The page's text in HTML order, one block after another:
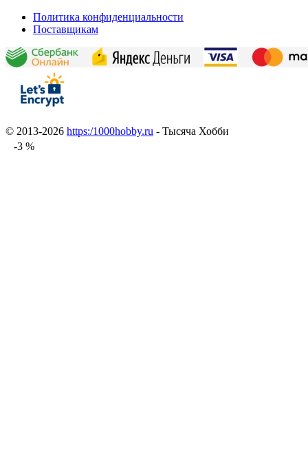
-3 %
Политика конфиденциальности
Поставщикам
© 2013-2026 https:/1000hobby.ru - Тысяча Хобби